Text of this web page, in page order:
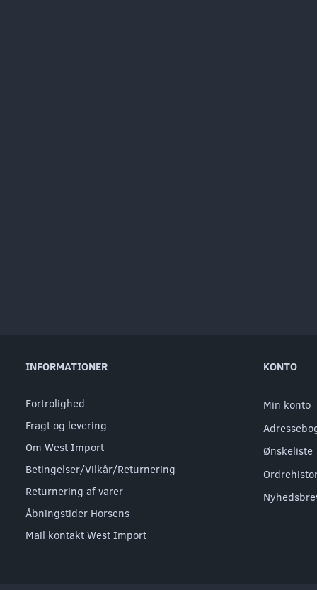
INFORMATIONER
Fortrolighed
Fragt og levering
Om West Import
Betingelser/Vilkår/Returnering
Returnering af varer
Åbningstider Horsens
Mail kontakt West Import
KONTO
Min konto
Ønskeliste